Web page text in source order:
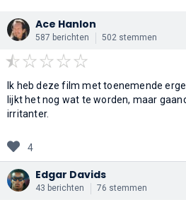
Ace Hanlon
587 berichten 502 stemmen
Ik heb deze film met toenemende
lijkt het nog wat te worden, maar
irritanter.
4
Edgar Davids
43 berichten 76 stemmen